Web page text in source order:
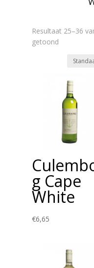
Resultaat 25–36
getoond
g Cape
White
€6,65